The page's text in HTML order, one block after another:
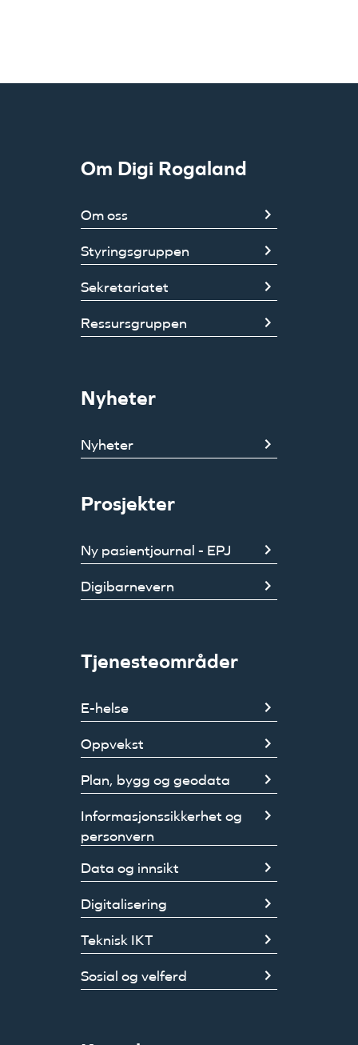
Om Digi Rogaland
Om oss
Styringsgruppen
Sekretariatet
Ressursgruppen
Nyheter
Nyheter
Prosjekter
Ny pasientjournal - EPJ
Digibarnevern
Tjenesteområder
E-helse
Oppvekst
Plan, bygg og geodata
Informasjonssikkerhet og
personvern
Data og innsikt
Digitalisering
Teknisk IKT
Sosial og velferd